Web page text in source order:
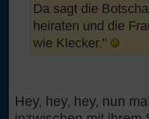
Da sagt die
heiraten und die
wie Klecker."
Hey, hey, hey, nun